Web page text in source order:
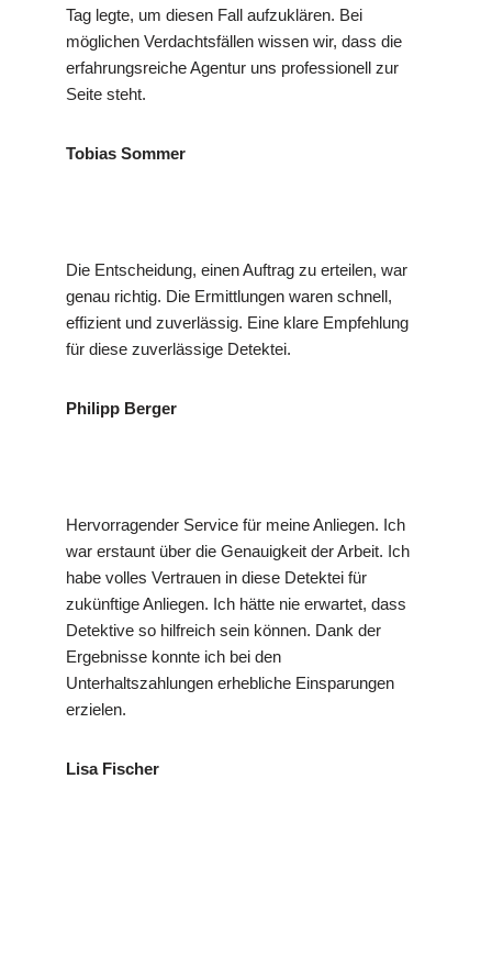
Tag legte, um diesen Fall aufzuklären. Bei
möglichen Verdachtsfällen wissen wir, dass die
erfahrungsreiche Agentur uns professionell zur
Seite steht.
Tobias Sommer
Die Entscheidung, einen Auftrag zu erteilen, war
genau richtig. Die Ermittlungen waren schnell,
effizient und zuverlässig. Eine klare Empfehlung
für diese zuverlässige Detektei.
Philipp Berger
Hervorragender Service für meine Anliegen. Ich
war erstaunt über die Genauigkeit der Arbeit. Ich
habe volles Vertrauen in diese Detektei für
zukünftige Anliegen. Ich hätte nie erwartet, dass
Detektive so hilfreich sein können. Dank der
Ergebnisse konnte ich bei den
Unterhaltszahlungen erhebliche Einsparungen
erzielen.
Lisa Fischer